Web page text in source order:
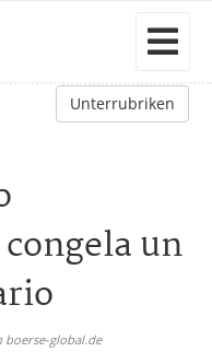
Unterrubriken
un
boerse-global.de